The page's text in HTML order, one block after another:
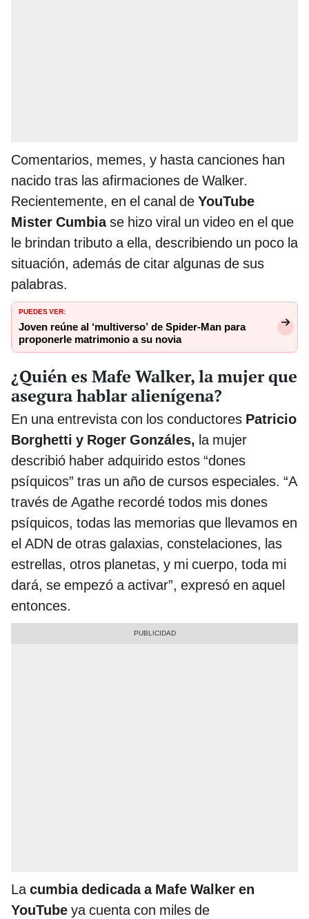
Comentarios, memes, y hasta canciones han
nacido tras las afirmaciones de Walker.
Recientemente, en el canal de YouTube
Mister Cumbiase hizo viral un video en el que
le brindan tributo a ella, describiendo un poco la
situación, además de citar algunas de sus
palabras.
PUEDES VER:
Joven reúne al ‘multiverso’ de Spider-Man para
proponerle matrimonio a su novia
¿Quién es Mafe Walker, la mujer que
asegura hablar alienígena?
En una entrevista con los conductores Patricio
Borghetti y Roger Gonzáles, la mujer
describió haber adquirido estos “dones
psíquicos” tras un año de cursos especiales. “A
través de Agathe recordé todos mis dones
psíquicos, todas las memorias que llevamos en
el ADN de otras galaxias, constelaciones, las
estrellas, otros planetas, y mi cuerpo, toda mi
dará, se empezó a activar”, expresó en aquel
entonces.
Lacumbia dedicada a Mafe Walker en
YouTube ya cuenta con miles de